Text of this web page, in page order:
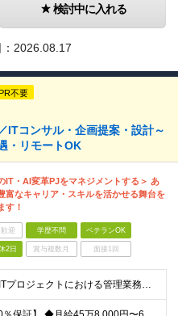
検討中に入れる
2026.08.17
不要
ITコンサル・企画提案・設計～
・リモートOK
IT・AI変革PJをマネジメントする＞ あ
富なキャリア・スキルを活かせる舞台を
す！
迎 学歴不問 ベテランOK
2日 賞与複数月 面接1回
◆学歴不問 ◆ITプロジェクトにおける管理業務または上流工程（要件定義・提案）の経験 ＜こんな方におすすめです！＞ ・長期/大規模プロジェクトで腰を据えて取り組みたい方 ・裁量の大きい環境で働きたい